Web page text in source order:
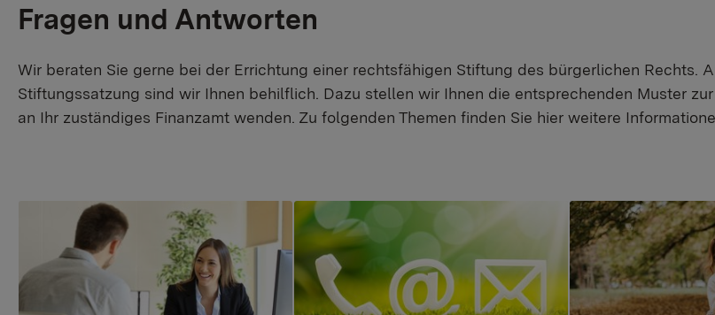
Fragen und Antworten
Wir beraten Sie gerne bei der Errichtung einer rechtsfähigen Stiftung des bürgerlichen
Stiftungssatzung sind wir Ihnen behilflich. Dazu stellen wir Ihnen die entsprechenden Muster
an Ihr zuständiges Finanzamt wenden. Zu folgenden Themen finden Sie hier weitere